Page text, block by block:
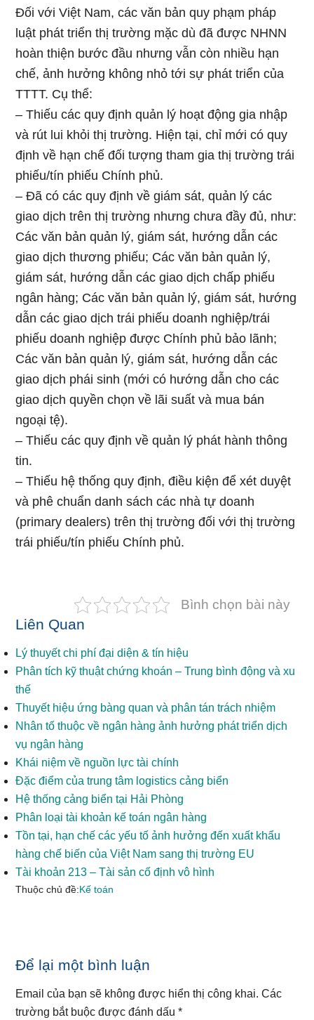
Đối với Việt Nam, các văn bản quy phạm pháp
luật phát triển thị trường mặc dù đã được NHNN
hoàn thiện bước đầu nhưng vẫn còn nhiều hạn
chế, ảnh hưởng không nhỏ tới sự phát triển của
TTTT. Cụ thể:
– Thiếu các quy định quản lý hoạt động gia nhập
và rút lui khỏi thị trường. Hiện tại, chỉ mới có quy
định về hạn chế đối tượng tham gia thị trường trái
phiếu/tín phiếu Chính phủ.
– Đã có các quy định về giám sát, quản lý các
giao dịch trên thị trường nhưng chưa đầy đủ, như:
Các văn bản quản lý, giám sát, hướng dẫn các
giao dịch thương phiếu; Các văn bản quản lý,
giám sát, hướng dẫn các giao dịch chấp phiếu
ngân hàng; Các văn bản quản lý, giám sát, hướng
dẫn các giao dịch trái phiếu doanh nghiệp/trái
phiếu doanh nghiệp được Chính phủ bảo lãnh;
Các văn bản quản lý, giám sát, hướng dẫn các
giao dịch phái sinh (mới có hướng dẫn cho các
giao dịch quyền chọn về lãi suất và mua bán
ngoại tệ).
– Thiếu các quy định về quản lý phát hành thông
tin.
– Thiếu hệ thống quy định, điều kiện để xét duyệt
và phê chuẩn danh sách các nhà tự doanh
(primary dealers) trên thị trường đối với thị trường
trái phiếu/tín phiếu Chính phủ.
Bình chọn bài này
Liên Quan
Lý thuyết chi phí đại diện & tín hiệu
Phân tích kỹ thuật chứng khoán – Trung bình động và xu
thế
Thuyết hiệu ứng bàng quan và phân tán trách nhiệm
Nhân tố thuộc về ngân hàng ảnh hưởng phát triển dịch
vụ ngân hàng
Khái niệm về nguồn lực tài chính
Đặc điểm của trung tâm logistics cảng biển
Hệ thống cảng biển tại Hải Phòng
Phân loại tài khoản kế toán ngân hàng
Tồn tại, hạn chế các yếu tố ảnh hưởng đến xuất khẩu
hàng chế biến của Việt Nam sang thị trường EU
Tài khoản 213 – Tài sản cố định vô hình
Thuộc chủ đề:Kế toán
Reader
Interactions
Để lại một bình luận
Email của bạn sẽ không được hiển thị công khai. Các
trường bắt buộc được đánh dấu*